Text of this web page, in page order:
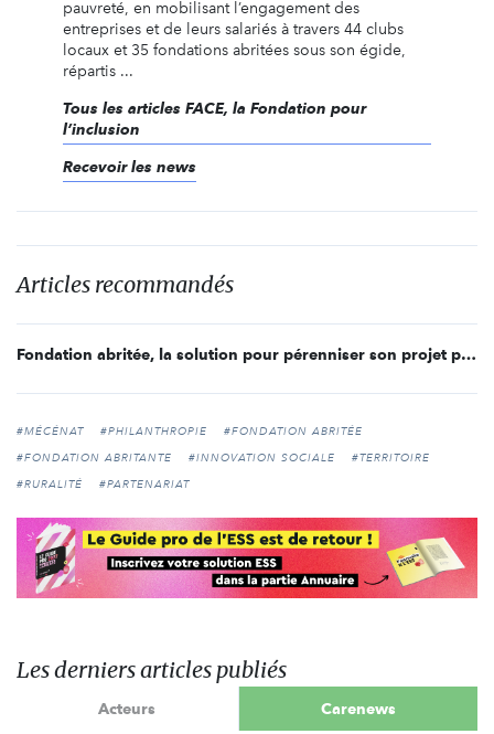
pauvreté, en mobilisant l’engagement des
entreprises et de leurs salariés à travers 44 clubs
locaux et 35 fondations abritées sous son égide,
répartis ...
Tous les articles FACE, la Fondation pour
l’inclusion
Recevoir les news
Articles recommandés
Fondation abritée, la solution pour pérenniser son projet philanthropique
#MÉCÉNAT #PHILANTHROPIE
#FONDATION ABRITÉE
#FONDATION ABRITANTE
#INNOVATION SOCIALE
#TERRITOIRE
#RURALITÉ
#PARTENARIAT
Les derniers articles publiés
Acteurs Carenews